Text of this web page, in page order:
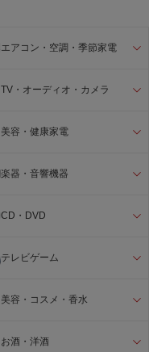
エアコン・空調・季節家電
TV・オーディオ・カメラ
美容・健康家電
楽器・音響機器
CD・DVD
テレビゲーム
美容・コスメ・香水
お酒・洋酒